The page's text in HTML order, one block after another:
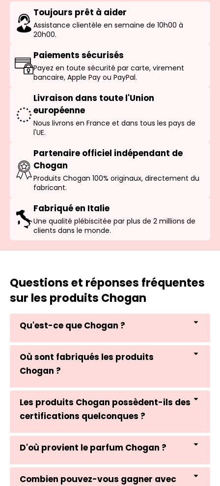
Toujours prêt à aider
Assistance clientèle en semaine de 10h00 à
20h00.
Paiements sécurisés
Payez en toute sécurité par carte, virement
bancaire, Apple Pay ou PayPal.
Livraison dans toute l'Union
européenne
Nous livrons en France et dans tous les pays de
l'UE.
Partenaire officiel indépendant de
Chogan
Produits Chogan 100% originaux, directement du
fabricant.
Fabriqué en Italie
Une qualité plébiscitée par plus de 2 millions de
clients dans le monde.
Questions et réponses fréquentes
sur les produits Chogan
Qu'est-ce que Chogan ?
Où sont fabriqués les produits
Chogan ?
Les produits Chogan possèdent-ils des
certifications quelconques ?
D'où provient le parfum Chogan ?
Combien pouvez-vous gagner avec